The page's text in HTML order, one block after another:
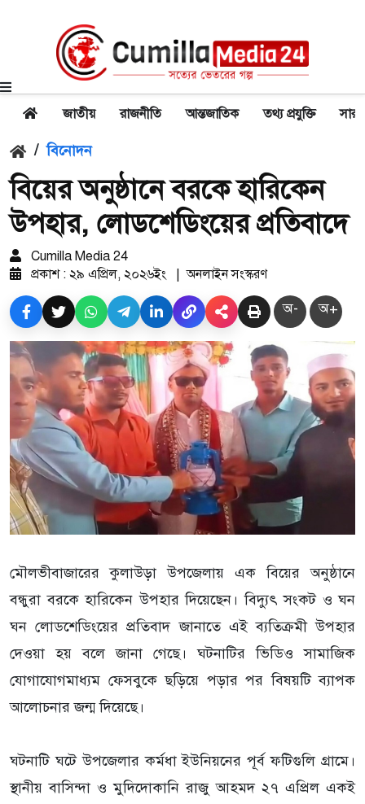
জাতীয় রাজনীতি আন্তজাতিক তথ্য প্রযুক্তি
/ বিনোদন
বিয়ের অনুষ্ঠানে বরকে হারিকেন
উপহার, লোডশেডিংয়ের প্রতিবাদে
Cumilla Media 24
প্রকাশ : ২৯ এপ্রিল, ২০২৬ইং
| অনলাইন সংস্করণ
অ- অ+
মৌলভীবাজারের কুলাউড়া উপজেলায় এক বিয়ের অনুষ্ঠানে
বন্ধুরা বরকে হারিকেন উপহার দিয়েছেন। বিদ্যুৎ সংকট ও ঘন
ঘন লোডশেডিংয়ের প্রতিবাদ জানাতে এই ব্যতিক্রমী উপহার
দেওয়া হয় বলে জানা গেছে। ঘটনাটির ভিডিও সামাজিক
যোগাযোগমাধ্যম ফেসবুকে ছড়িয়ে পড়ার পর বিষয়টি ব্যাপক
আলোচনার জন্ম দিয়েছে।
ঘটনাটি ঘটে উপজেলার কর্মধা ইউনিয়নের পূর্ব ফটিগুলি গ্রামে।
স্থানীয় বাসিন্দা ও মুদিদোকানি রাজু আহমদ ২৭ এপ্রিল একই